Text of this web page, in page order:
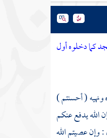
كما دخلوه أول
ونهيه ( أحسنتم )
الله يدفع عنكم
وإن عصيتم الله